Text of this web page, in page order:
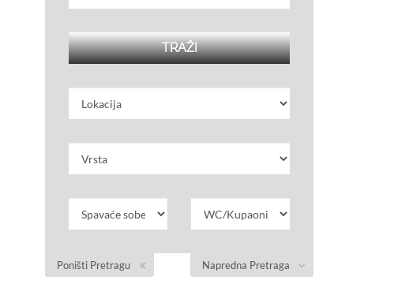
Napredna Pretraga
Poništi Pretragu